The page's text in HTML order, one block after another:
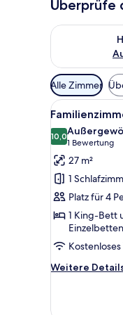
Überprüfe
Überprüfe die
Verfügbare
Filter
für
Zimmer
Alle Zimmer
Alle
Fotos
für
(Standard)
anzeigen
6
10,010,0 von 10
1 Bewertung
(1
Bewertung)
27 m²
1
Platz für 4
1 King-Bett
Weitere
Weitere